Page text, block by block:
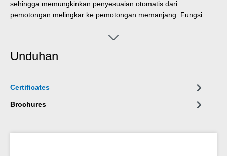
sehingga memungkinkan penyesuaian otomatis dari
pemotongan melingkar ke pemotongan memanjang. Fungsi
memungkinkan pengupasan semua konduktor untai dan padat
milimeter persegi.
Unduhan
Certificates
Brochures